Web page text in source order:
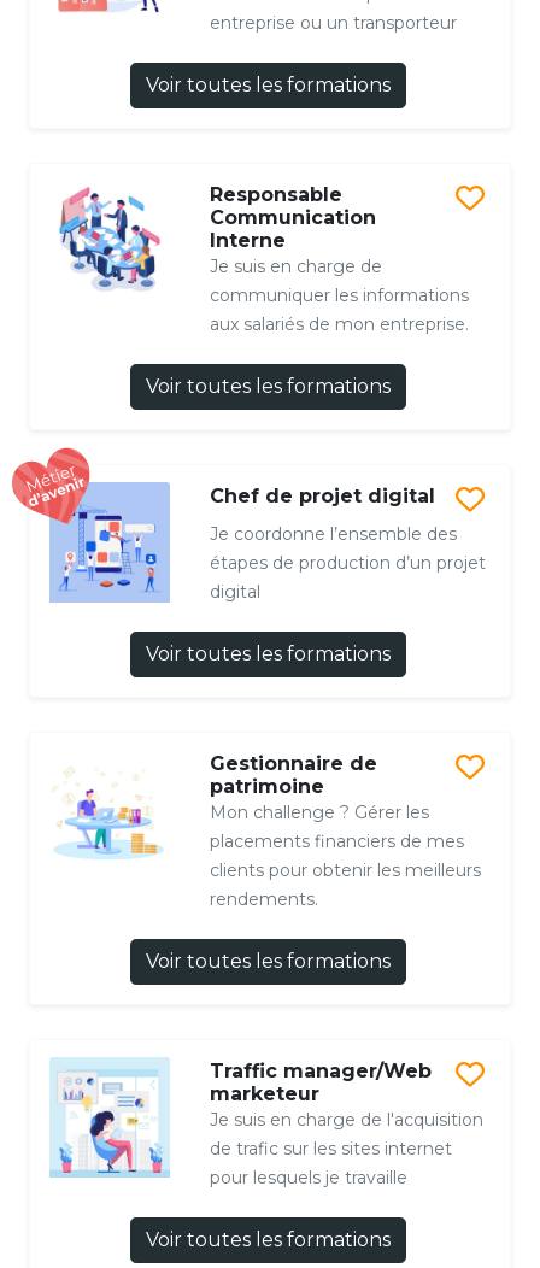
entreprise ou un transporteur
Voir toutes les formations
Responsable
Communication
Interne
Je suis en charge de
communiquer les informations
aux salariés de mon entreprise.
Voir toutes les formations
Chef de projet digital
Je coordonne l’ensemble des
étapes de production d’un projet
digital
Voir toutes les formations
Gestionnaire de
patrimoine
Mon challenge ? Gérer les
placements financiers de mes
clients pour obtenir les meilleurs
rendements.
Voir toutes les formations
Traffic manager/Web
marketeur
Je suis en charge de l'acquisition
de trafic sur les sites internet
pour lesquels je travaille
Voir toutes les formations